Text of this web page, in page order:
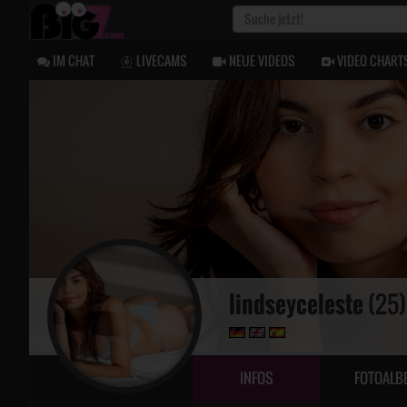
IM CHAT LIVECAMS NEUE VIDEOS VIDEO
lindseyceleste (25)
INFOS